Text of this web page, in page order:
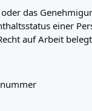
das
einer
auf Arbeit